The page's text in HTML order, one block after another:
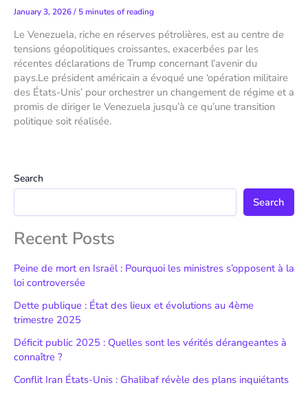
January 3, 2026/ 5 minutes of reading
Le Venezuela, riche en réserves pétrolières, est au centre de
tensions géopolitiques croissantes, exacerbées par les
récentes déclarations de Trump concernant l’avenir du
pays.Le président américain a évoqué une ‘opération militaire
des États-Unis’ pour orchestrer un changement de régime et a
promis de diriger le Venezuela jusqu’à ce qu’une transition
politique soit réalisée.
Search
Search
Recent Posts
Peine de mort en Israël : Pourquoi les ministres s’opposent à la
loi controversée
Dette publique : État des lieux et évolutions au 4ème
trimestre 2025
Déficit public 2025 : Quelles sont les vérités dérangeantes à
connaître ?
Conflit Iran États-Unis : Ghalibaf révèle des plans inquiétants